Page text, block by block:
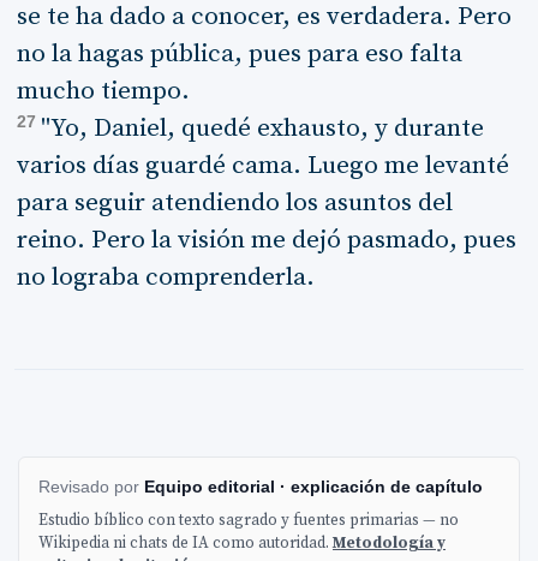
se te ha dado a conocer, es verdadera. Pero
no la hagas pública, pues para eso falta
mucho tiempo.
27 "Yo, Daniel, quedé exhausto, y durante
varios días guardé cama. Luego me levanté
para seguir atendiendo los asuntos del
reino. Pero la visión me dejó pasmado, pues
no lograba comprenderla.
Revisado por Equipo editorial · explicación de capítulo
Estudio bíblico con texto sagrado y fuentes primarias — no
Wikipedia ni chats de IA como autoridad.Metodología y